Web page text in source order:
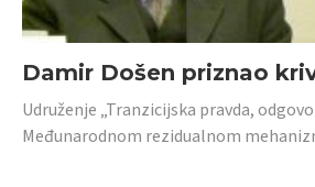
Damir Došen priznao
Udruženje „Tranzicijska pravda,
Međunarodnom rezidualnom